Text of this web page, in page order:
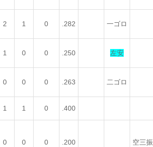
2 1 0 .282 一ゴロ
1 0 0 .250 左安
0 0 0 .263 二ゴロ
1 1 0 .400
0 0 0 .200 空三振